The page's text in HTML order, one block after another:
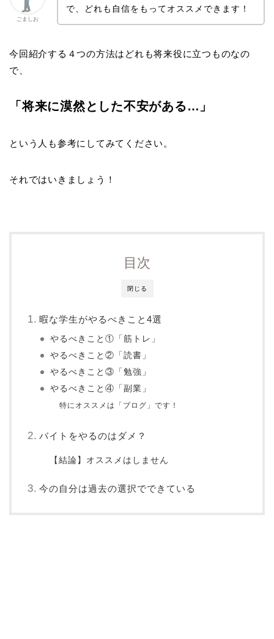
ごましお
で、どれも自信をもってオススメできます！
今回紹介する４つの方法はどれも将来役に立つものなの
で、
「将来に漠然とした不安がある…」
という人も参考にしてみてください。
それではいきましょう！
閉じる
目次
暇な学生がやるべきこと4選
やるべきこと①「筋トレ」
やるべきこと②「読書」
やるべきこと③「勉強」
やるべきこと④「副業」
特にオススメは「ブログ」です！
バイトをやるのはダメ？
【結論】オススメはしません
今の自分は過去の選択でできている